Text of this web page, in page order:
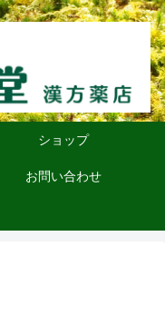
ショップ
お問い合わせ